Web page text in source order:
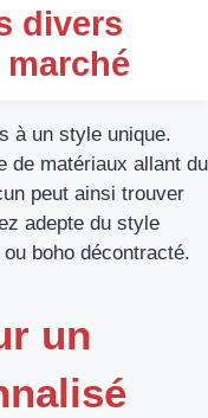
divers
à un style unique.
de matériaux allant du
peut ainsi trouver
adepte du style
boho décontracté.
un